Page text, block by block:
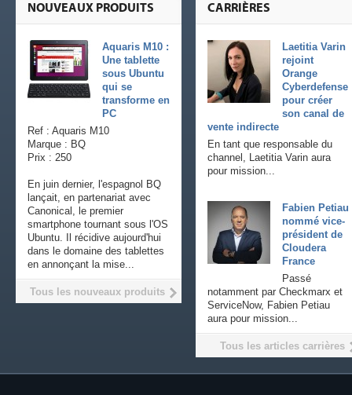
CARRIÈRES
Laetitia Varin
rejoint
Orange
Cyberdefense
pour créer
son canal de
vente indirecte
En tant que responsable du
channel, Laetitia Varin aura
pour mission...
Fabien Petiau
nommé vice-
président de
Cloudera
France
Passé
notamment par Checkmarx et
ServiceNow, Fabien Petiau
aura pour mission...
Tous les articles carrières
NOUVEAUX PRODUITS
Aquaris M10 :
Une tablette
sous Ubuntu
qui se
transforme en
PC
Ref : Aquaris M10
Marque : BQ
Prix : 250
En juin dernier, l'espagnol BQ
lançait, en partenariat avec
Canonical, le premier
smartphone tournant sous l'OS
Ubuntu. Il récidive aujourd'hui
dans le domaine des tablettes
en annonçant la mise...
Tous les nouveaux produits